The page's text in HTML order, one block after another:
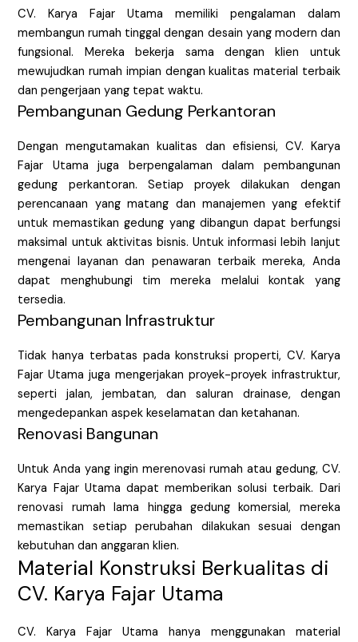
CV. Karya Fajar Utama memiliki pengalaman dalam
membangun rumah tinggal dengan desain yang modern dan
fungsional. Mereka bekerja sama dengan klien untuk
mewujudkan rumah impian dengan kualitas material terbaik
dan pengerjaan yang tepat waktu.
Pembangunan Gedung Perkantoran
Dengan mengutamakan kualitas dan efisiensi, CV. Karya
Fajar Utama juga berpengalaman dalam pembangunan
gedung perkantoran. Setiap proyek dilakukan dengan
perencanaan yang matang dan manajemen yang efektif
untuk memastikan gedung yang dibangun dapat berfungsi
maksimal untuk aktivitas bisnis. Untuk informasi lebih lanjut
mengenai layanan dan penawaran terbaik mereka, Anda
dapat menghubungi tim mereka melalui kontak yang
tersedia.
Pembangunan Infrastruktur
Tidak hanya terbatas pada konstruksi properti, CV. Karya
Fajar Utama juga mengerjakan proyek-proyek infrastruktur,
seperti jalan, jembatan, dan saluran drainase, dengan
mengedepankan aspek keselamatan dan ketahanan.
Renovasi Bangunan
Untuk Anda yang ingin merenovasi rumah atau gedung, CV.
Karya Fajar Utama dapat memberikan solusi terbaik. Dari
renovasi rumah lama hingga gedung komersial, mereka
memastikan setiap perubahan dilakukan sesuai dengan
kebutuhan dan anggaran klien.
Material Konstruksi Berkualitas di
CV. Karya Fajar Utama
CV. Karya Fajar Utama hanya menggunakan material